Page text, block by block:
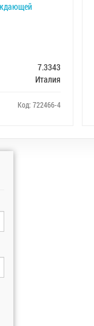
7.3343
Италия
Код: 722466-4